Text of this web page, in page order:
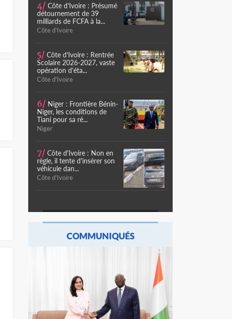
4/ Côte d'Ivoire : Présumé
détournement de 39
milliards de FCFA à la...
Côte d'Ivoire
5/ Côte d'Ivoire : Rentrée
Scolaire 2026-2027, vaste
opération d'éta...
Côte d'Ivoire
6/ Niger : Frontière Bénin-
Niger, les conditions de
Tiani pour sa ré...
Niger
7/ Côte d'Ivoire : Non en
règle, il tente d'insérer son
véhicule dan...
Côte d'Ivoire
COMMUNIQUÉS